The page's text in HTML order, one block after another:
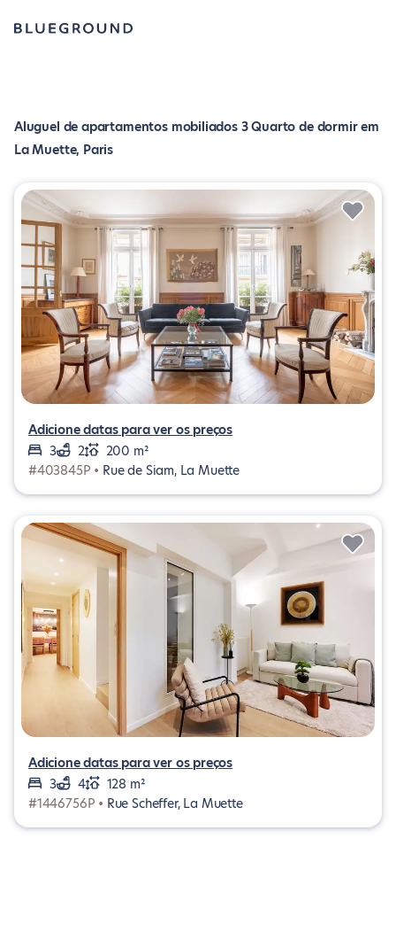
Aluguel de apartamentos mobiliados 3 Quarto de dormir em
La Muette, Paris
Adicione datas para ver os preços
3
2
200 m²
#403845P • Rue de Siam, La Muette
Adicione datas para ver os preços
3
4
128 m²
#1446756P • Rue Scheffer, La Muette